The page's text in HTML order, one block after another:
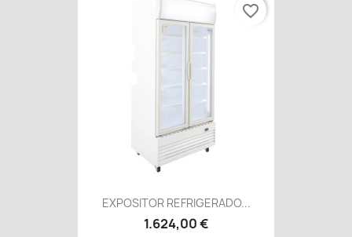
EXPOSITOR REFRIGERADO...
1.624,00 €
favorite_border